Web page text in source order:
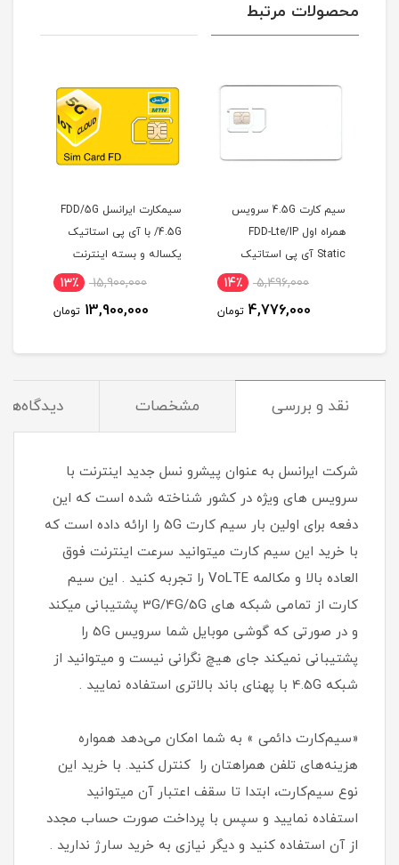
محصولات مرتبط
سیمکارت ایرانسل FDD/5G
/4.5G با آی پی استاتیک
یکساله و بسته اینترنت
500 گیگ یک ساله
15,900,000
13,900,000
سیمکارت 4.5G ایرانسل
(FDD) به همراه آی پی
استاتیک یک ساله و بسته
اینترنت 500 گیگ یک ساله
18,000,000
16,400,000
نقد و بررسی مشخصات دیدگاه‌ها
شرکت ایرانسل به عنوان پیشرو نسل جدید اینترنت با
سرویس های ویژه در کشور شناخته شده است که این
دفعه برای اولین بار سیم کارت 5G را ارائه داده است که
با خرید این سیم کارت میتوانید سرعت اینترنت فوق
العاده بالا و مکالمه VoLTE را تجربه کنید . این سیم
کارت از تمامی شبکه های 3G/4G/5G پشتیبانی میکند
و در صورتی که گوشی موبایل شما سرویس 5G را
پشتیبانی نمیکند جای هیچ نگرانی نیست و میتوانید از
شبکه 4.5G با پهنای باند بالاتری استفاده نمایید .
«سیم‌کارت دائمی » به شما امکان می‌دهد همواره
هزینه‌های تلفن همراهتان را کنترل کنید. با خرید این
نوع سیم‌کارت، ابتدا تا سقف اعتبار آن میتوانید
استفاده نمایید و سپس با پرداخت صورت حساب مجدد
از آن استفاده کنید و دیگر نیازی به خرید سارژ ندارید .